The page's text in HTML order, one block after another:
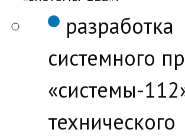
разработка
системного
«системы-
технического